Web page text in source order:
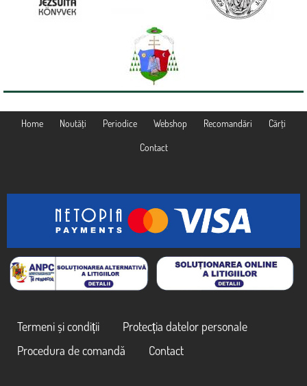
Home Noutăţi Periodice Webshop Recomandări Cărţi
Contact
Termeni și condiții
Protecția datelor personale
Procedura de comandă
Contact